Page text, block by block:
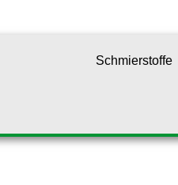
Schmierstoffe